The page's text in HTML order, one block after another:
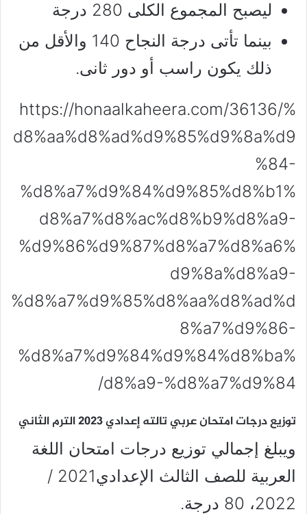
ليصبح المجموع الكلى 280 درجة
بينما تأتى درجة النجاح 140 والأقل من
ذلك يكون راسب أو دور ثانى.
https://honaalkaheera.com/36136/%
d8%aa%d8%ad%d9%85%d9%8a%d9
%84-
%d8%a7%d9%84%d9%85%d8%b1%
d8%a7%d8%ac%d8%b9%d8%a9-
%d9%86%d9%87%d8%a7%d8%a6%
d9%8a%d8%a9-
%d8%a7%d9%85%d8%aa%d8%ad%d
8%a7%d9%86-
%d8%a7%d9%84%d9%84%d8%ba%
d8%a9-%d8%a7%d9%84/
توزيع درجات امتحان عربي تالته إعدادي 2023 الترم الثاني
ويبلغ إجمالي توزيع درجات امتحان اللغة
العربية للصف الثالث الإعدادي2021 /
2022، 80 درجة.